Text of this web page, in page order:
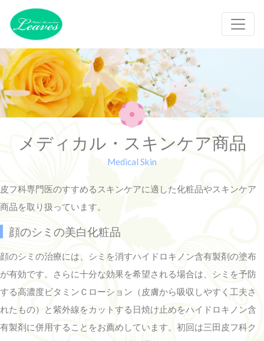
メディカル・スキンケア商品
Medical Skin
皮フ科専門医のすすめるスキンケアに適した化粧品やスキンケア
商品を取り扱っています。
顔のシミの美白化粧品
顔のシミの治療には、シミを消すハイドロキノン含有製剤の塗布
が有効です。さらに十分な効果を希望される場合は、シミを予防
する高濃度ビタミンＣローション（皮膚から吸収しやすく工夫さ
れたもの）と紫外線をカットする日焼け止めをハイドロキノン含
有製剤に併用することをお薦めしています。初回は三田皮フ科ク